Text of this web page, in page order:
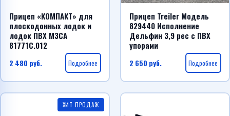
Прицеп «КОМПАКТ» для
плоскодонных лодок и
лодок ПВХ МЗСА
81771С.012
2 480 руб. Подробнее
Прицеп Treiler Модель
829440 Исполнение
Дельфин 3,9 рес с ПВХ
упорами
2 650 руб. Подробнее
ХИТ ПРОДАЖ